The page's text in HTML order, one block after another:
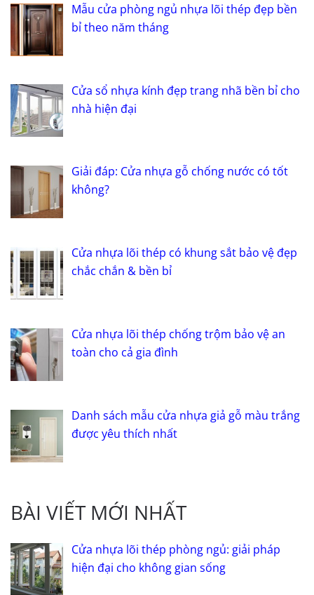
Mẫu cửa phòng ngủ nhựa lõi thép đẹp bền
bỉ theo năm tháng
Cửa sổ nhựa kính đẹp trang nhã bền bỉ cho
nhà hiện đại
Giải đáp: Cửa nhựa gỗ chống nước có tốt
không?
Cửa nhựa lõi thép có khung sắt bảo vệ đẹp
chắc chắn & bền bỉ
Cửa nhựa lõi thép chống trộm bảo vệ an
toàn cho cả gia đình
Danh sách mẫu cửa nhựa giả gỗ màu trắng
được yêu thích nhất
BÀI VIẾT MỚI NHẤT
Cửa nhựa lõi thép phòng ngủ: giải pháp
hiện đại cho không gian sống